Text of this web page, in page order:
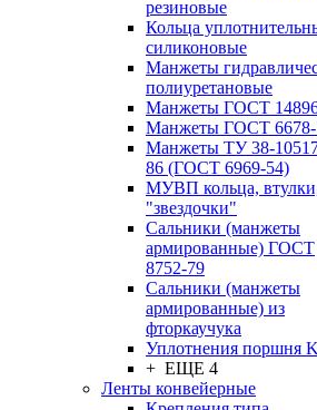
резиновые
Кольца
силиконовые
Манжеты
полиуретановые
Манжеты ГОСТ
Манжеты ГОСТ 6678-
Манжеты ТУ 38-
86 (ГОСТ 6969-54)
МУВП кольца,
"звездочки"
Сальники (манжеты
армированные) ГОСТ
8752-79
Сальники (манжеты
армированные) из
фторкаучука
Уплотнения поршня
+ ЕЩЕ 4
Ленты конвейерные